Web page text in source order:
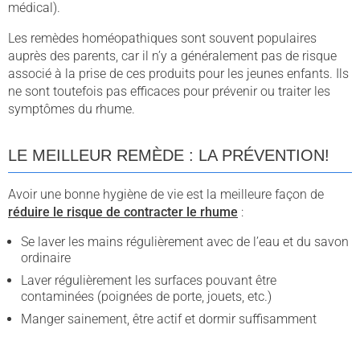
médical).
Les remèdes homéopathiques sont souvent populaires
auprès des parents, car il n’y a généralement pas de risque
associé à la prise de ces produits pour les jeunes enfants. Ils
ne sont toutefois pas efficaces pour prévenir ou traiter les
symptômes du rhume.
LE MEILLEUR REMÈDE : LA PRÉVENTION!
Avoir une bonne hygiène de vie est la meilleure façon de
réduire le risque de contracter le rhume :
Se laver les mains régulièrement avec de l’eau et du savon
ordinaire
Laver régulièrement les surfaces pouvant être
contaminées (poignées de porte, jouets, etc.)
Manger sainement, être actif et dormir suffisamment